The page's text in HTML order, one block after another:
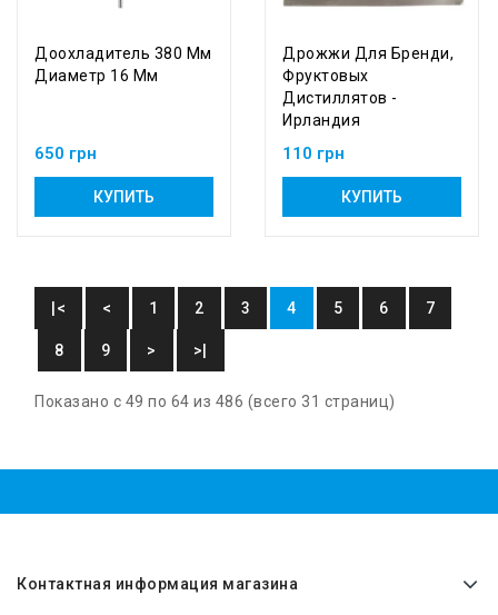
Доохладитель 380 Мм
Диаметр 16 Мм
650 грн
КУПИТЬ
Дрожжи Для Бренди,
Фруктовых
Дистиллятов -
Ирландия
110 грн
КУПИТЬ
|< < 1 2 3 4 5 6 7
8 9 > >|
Показано с 49 по 64 из 486 (всего 31 страниц)
Контактная информация магазина